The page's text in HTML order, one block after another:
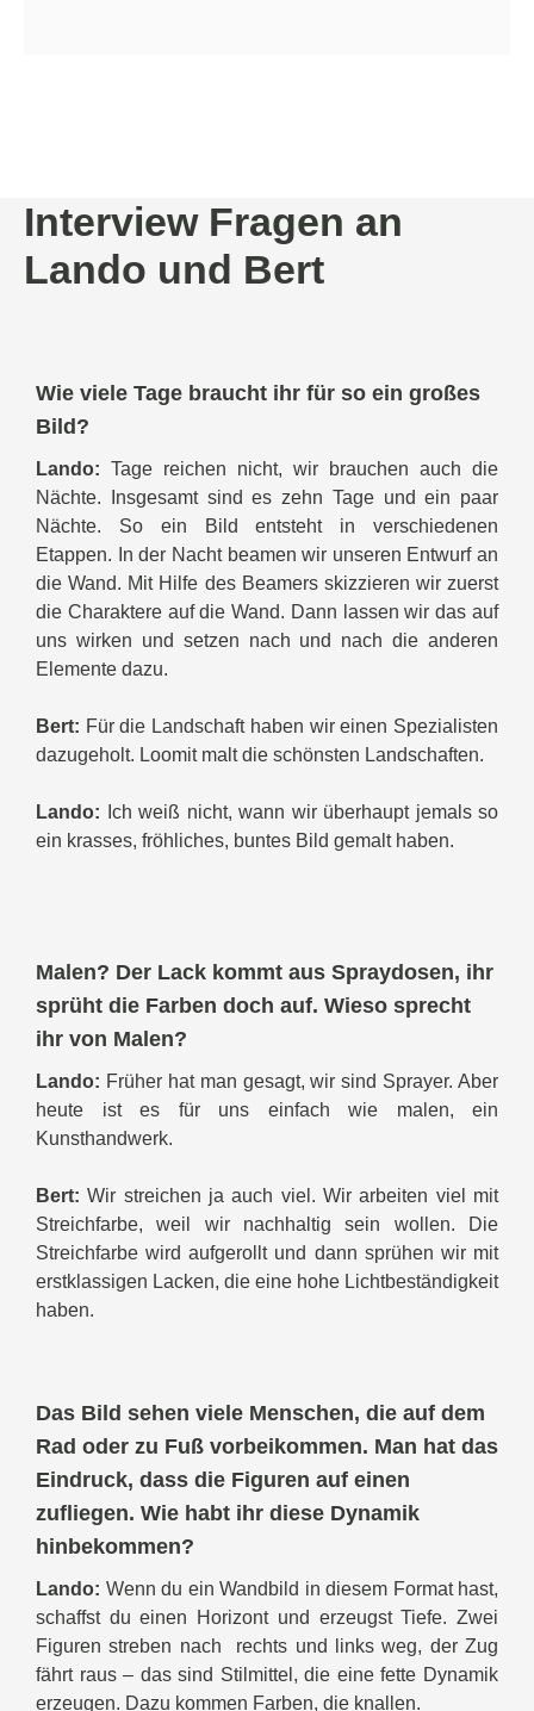
Interview Fragen an
Lando und Bert
Das Bild sehen viele Menschen, die auf dem
Rad oder zu Fuß vorbeikommen. Man hat das
Eindruck, dass die Figuren auf einen
zufliegen. Wie habt ihr diese Dynamik
hinbekommen?
Lando: Wenn du ein Wandbild in diesem Format hast,
schaffst du einen Horizont und erzeugst Tiefe. Zwei
Figuren streben nach rechts und links weg, der Zug
fährt raus – das sind Stilmittel, die eine fette Dynamik
erzeugen. Dazu kommen Farben, die knallen.
Malen? Der Lack kommt aus Spraydosen, ihr
sprüht die Farben doch auf. Wieso sprecht
ihr von Malen?
Lando: Früher hat man gesagt, wir sind Sprayer. Aber
heute ist es für uns einfach wie malen, ein
Kunsthandwerk.
Bert: Wir streichen ja auch viel. Wir arbeiten viel mit
Streichfarbe, weil wir nachhaltig sein wollen. Die
Streichfarbe wird aufgerollt und dann sprühen wir mit
erstklassigen Lacken, die eine hohe Lichtbeständigkeit
haben.
Wie viele Tage braucht ihr für so ein großes
Bild?
Lando: Tage reichen nicht, wir brauchen auch die
Nächte. Insgesamt sind es zehn Tage und ein paar
Nächte. So ein Bild entsteht in verschiedenen
Etappen. In der Nacht beamen wir unseren Entwurf an
die Wand. Mit Hilfe des Beamers skizzieren wir zuerst
die Charaktere auf die Wand. Dann lassen wir das auf
uns wirken und setzen nach und nach die anderen
Elemente dazu.
Bert: Für die Landschaft haben wir einen Spezialisten
dazugeholt. Loomit malt die schönsten Landschaften.
Lando: Ich weiß nicht, wann wir überhaupt jemals so
ein krasses, fröhliches, buntes Bild gemalt haben.